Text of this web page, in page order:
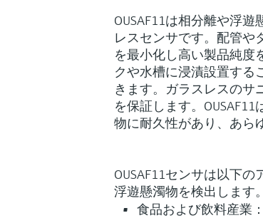
OUSAF11は相分離や浮
レスセンサです。配管や
を最小化し高い製品純度
クや水槽に浸漬設置する
きます。ガラスレスのサ
を保証します。
物に耐久性があり、あら
OUSAF11センサは以下
浮遊懸濁物を検出します。
食品および飲料産業：